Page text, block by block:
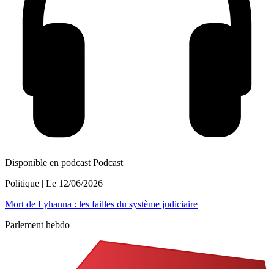
Disponible en podcast Podcast
Politique | Le 12/06/2026
Mort de Lyhanna : les failles du système judiciaire
Parlement hebdo